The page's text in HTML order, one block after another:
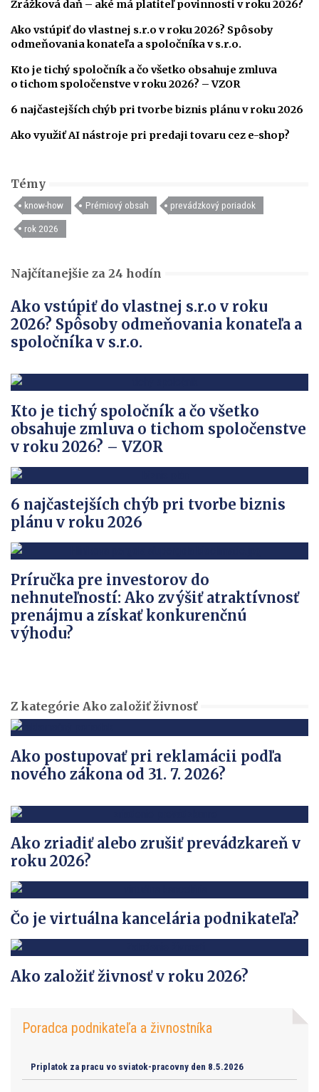
Zrážková daň – aké má platiteľ povinnosti v roku 2026?
Ako vstúpiť do vlastnej s.r.o v roku 2026? Spôsoby
odmeňovania konateľa a spoločníka v s.r.o.
Kto je tichý spoločník a čo všetko obsahuje zmluva
o tichom spoločenstve v roku 2026? – VZOR
6 najčastejších chýb pri tvorbe biznis plánu v roku 2026
Ako využiť AI nástroje pri predaji tovaru cez e-shop?
Témy
know-how Prémiový obsah prevádzkový poriadok
rok 2026
Najčítanejšie za 24 hodín
Ako vstúpiť do vlastnej s.r.o v roku
2026? Spôsoby odmeňovania konateľa a
spoločníka v s.r.o.
Kto je tichý spoločník a čo všetko
obsahuje zmluva o tichom spoločenstve
v roku 2026? – VZOR
6 najčastejších chýb pri tvorbe biznis
plánu v roku 2026
Príručka pre investorov do
nehnuteľností: Ako zvýšiť atraktívnosť
prenájmu a získať konkurenčnú
výhodu?
Z kategórie Ako založiť živnosť
Ako postupovať pri reklamácii podľa
nového zákona od 31. 7. 2026?
Ako zriadiť alebo zrušiť prevádzkareň v
roku 2026?
Čo je virtuálna kancelária podnikateľa?
Ako založiť živnosť v roku 2026?
Poradca podnikateľa a živnostníka
Priplatok za pracu vo sviatok-pracovny den 8.5.2026